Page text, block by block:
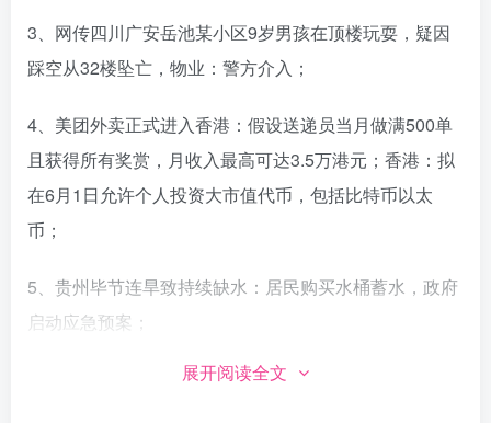
3、网传四川广安岳池某小区9岁男孩在顶楼玩耍，疑因
踩空从32楼坠亡，物业：警方介入；
4、美团外卖正式进入香港：假设送递员当月做满500单
且获得所有奖赏，月收入最高可达3.5万港元；香港：拟
在6月1日允许个人投资大市值代币，包括比特币以太
币；
5、贵州毕节连旱致持续缺水：居民购买水桶蓄水，政府
启动应急预案；
曾经七星关的“大水缸”河床露出、接近干涸，原本的水库
展开阅读全文